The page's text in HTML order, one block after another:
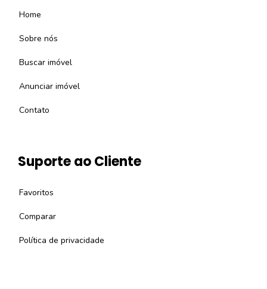
Home
Sobre nós
Buscar imóvel
Anunciar imóvel
Contato
Suporte ao Cliente
Favoritos
Comparar
Política de privacidade